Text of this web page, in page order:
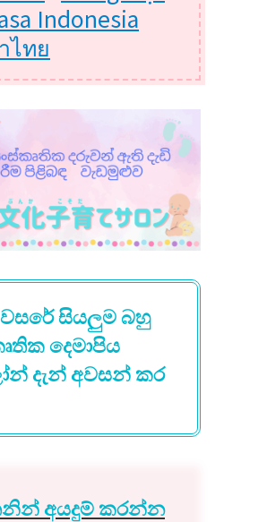
Indonesia
ไทย
සියලුම බහු
දෙමාපිය
දැන් අවසන් කර
අයදුම් කරන්න